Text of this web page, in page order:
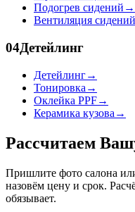
Подогрев сидений →
Вентиляция сидений
04Детейлинг
Детейлинг→
Тонировка →
Оклейка PPF→
Керамика кузова →
Рассчитаем
Пришлите фото салона
назовём цену и срок.
обязывает.